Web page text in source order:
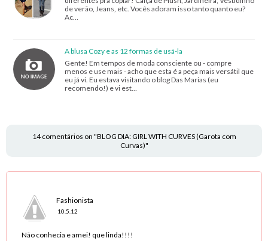
de verão, Jeans, etc. Vocês adoram isso tanto quanto eu?
Ac…
A blusa Cozy e as 12 formas de usá-la
Gente! Em tempos de moda consciente ou - compre
menos e use mais - acho que esta é a peça mais versátil que
eu já vi. Eu estava visitando o blog Das Marias (eu
recomendo!) e vi est…
14 comentários on "BLOG DIA: GIRL WITH CURVES (Garota com
Curvas)"
Fashionista
10.5.12
Não conhecia e amei! que linda!!!!